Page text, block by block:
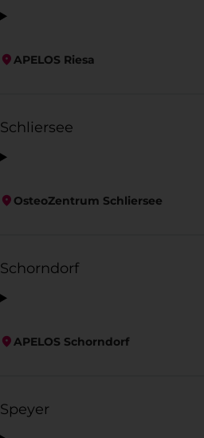
APELOS Riesa
Schliersee
OsteoZentrum Schliersee
Schorndorf
APELOS Schorndorf
Speyer